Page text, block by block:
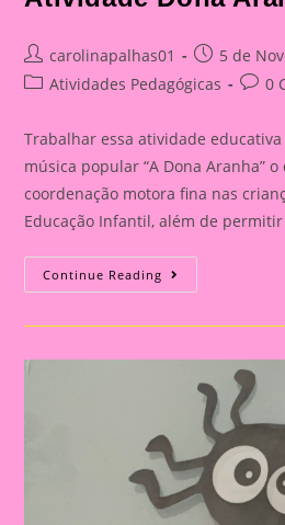
Post
author:
carolinapalhas01
Post
published:
5 de
PostAtividades Pedagógicas
Post0
Trabalhar essa atividade
música popular “A Dona Aranha”
coordenação motora fina nas
Educação Infantil, além de
Continue Reading Atividade
Dona
Na